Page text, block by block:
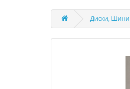
Диски, Шини